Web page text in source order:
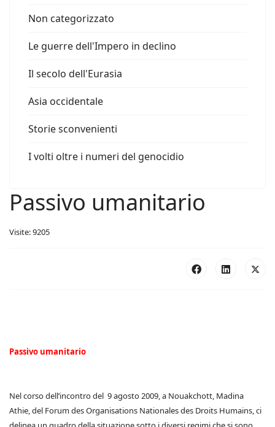
Non categorizzato
Le guerre dell'Impero in declino
Il secolo dell'Eurasia
Asia occidentale
Storie sconvenienti
I volti oltre i numeri del genocidio
Passivo umanitario
Visite: 9205
Passivo umanitario
Nel corso dell’incontro del 9 agosto 2009, a Nouakchott, Madina
Athie, del Forum des Organisations Nationales des Droits Humains, ci